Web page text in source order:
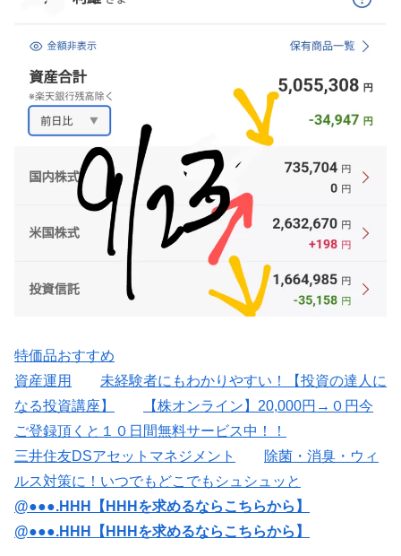
特価品おすすめ
資産運用
未経験者にもわかりやすい！【投資の達人に
なる投資講座】
【株オンライン】20,000円→０円今
ご登録頂くと１０日間無料サービス中！！
三井住友DSアセットマネジメント
除菌・消臭・ウィ
ルス対策に！いつでもどこでもシュシュッと
@●●●.HHH【HHHを求めるならこちらから】
@●●●.HHH【HHHを求めるならこちらから】